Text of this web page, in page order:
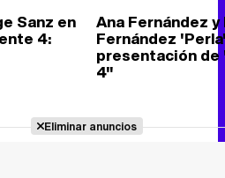
Sanz en
4:
Ana Fernández y
Fernández
presentación
4"
Eliminar anuncios